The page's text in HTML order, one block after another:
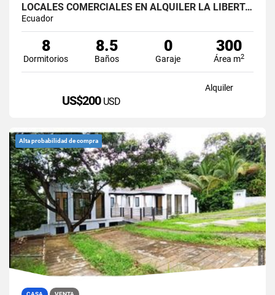
LOCALES COMERCIALES EN ALQUILER LA LIBERTAD AV. 9 OCTUBRE
Ecuador
8
Dormitorios
8.5
Baños
0
Garaje
300
Área m2
Alquiler
US$200 USD
Alta probabilidad de compra